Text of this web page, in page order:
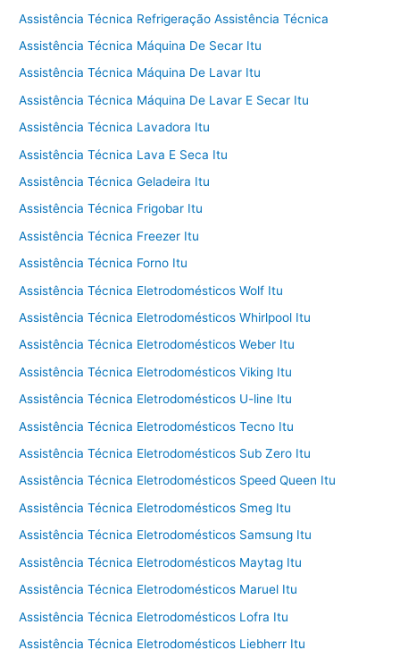
Assistência Técnica Refrigeração Assistência Técnica
Assistência Técnica Máquina De Secar Itu
Assistência Técnica Máquina De Lavar Itu
Assistência Técnica Máquina De Lavar E Secar Itu
Assistência Técnica Lavadora Itu
Assistência Técnica Lava E Seca Itu
Assistência Técnica Geladeira Itu
Assistência Técnica Frigobar Itu
Assistência Técnica Freezer Itu
Assistência Técnica Forno Itu
Assistência Técnica Eletrodomésticos Wolf Itu
Assistência Técnica Eletrodomésticos Whirlpool Itu
Assistência Técnica Eletrodomésticos Weber Itu
Assistência Técnica Eletrodomésticos Viking Itu
Assistência Técnica Eletrodomésticos U-line Itu
Assistência Técnica Eletrodomésticos Tecno Itu
Assistência Técnica Eletrodomésticos Sub Zero Itu
Assistência Técnica Eletrodomésticos Speed Queen Itu
Assistência Técnica Eletrodomésticos Smeg Itu
Assistência Técnica Eletrodomésticos Samsung Itu
Assistência Técnica Eletrodomésticos Maytag Itu
Assistência Técnica Eletrodomésticos Maruel Itu
Assistência Técnica Eletrodomésticos Lofra Itu
Assistência Técnica Eletrodomésticos Liebherr Itu